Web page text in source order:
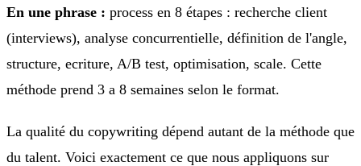
En une phrase : process en 8 étapes : recherche client
(interviews), analyse concurrentielle, définition de l'angle,
structure, ecriture, A/B test, optimisation, scale. Cette
méthode prend 3 a 8 semaines selon le format.
La qualité du copywriting dépend autant de la méthode que
du talent. Voici exactement ce que nous appliquons sur